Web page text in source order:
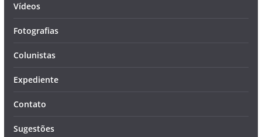
Vídeos
Fotografias
Colunistas
Expediente
Contato
Sugestões